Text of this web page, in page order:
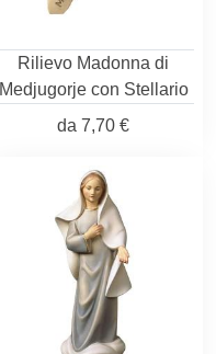
Rilievo Madonna di
Medjugorje con Stellario
da 7,70 €